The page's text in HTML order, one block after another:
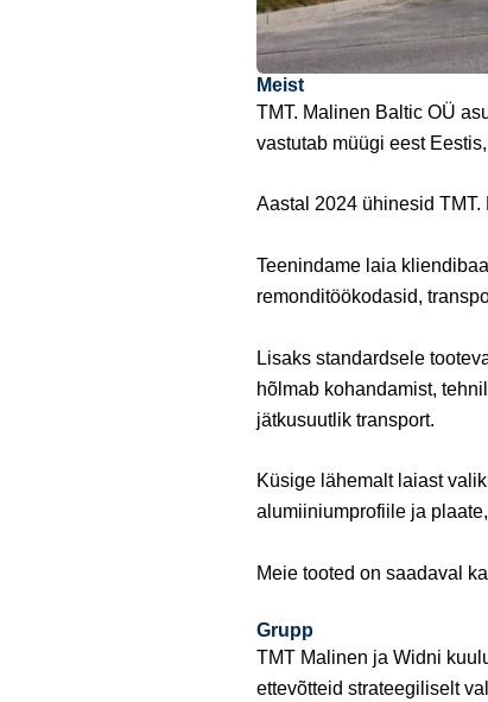
Meist
TMT. Malinen Baltic OÜ
vastutab müügi eest
Aastal 2024 ühinesid
Teenindame laia
remonditöökodasid,
Lisaks standardsele
hõlmab kohandamist,
jätkusuutlik transport.
Küsige lähemalt laiast
alumiiniumprofiile ja
Meie tooted on saadaval
Grupp
TMT Malinen ja Widni
ettevõtteid strateegiliselt